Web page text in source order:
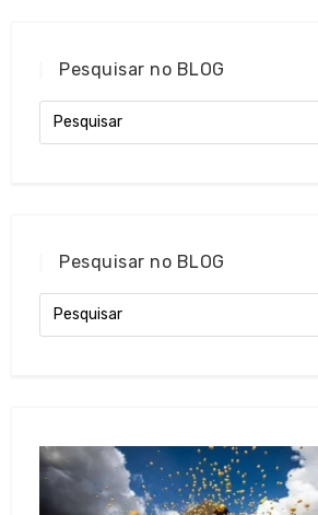
Pesquisar no BLOG
Pesquisar no BLOG